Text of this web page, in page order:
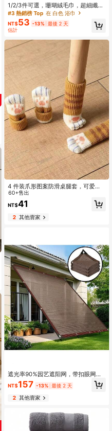
1/2/3件可選，珊瑚絨毛巾，超細纖維
純色刺繡 1件浴巾或 1件毛巾，蓬鬆刺
繡家用毛巾或浴巾，柔軟，情侶款，
適用於浴室、酒店、返校、旅行、家
居必需品，毛巾，護膚
#3 熱銷榜 Top
在 白色 浴巾
回購率高的顧客
#3 熱銷榜 Top
在 白色 浴巾
回購率高的顧客
#3 熱銷榜 Top 在 白色 浴巾
回購率高的顧客
NT$53 -13% 最後 2 天
估計
4 件装爪形图案防滑桌腿套，可爱椅
子脚垫，适合家庭使用
60+售出
NT$41
2其他賣家
遮光率90%园艺遮阳网，带扣眼网
布，适用于植物覆盖/露台遮阳/花园凉
棚/温室/车棚/狗屋，咖啡棕色
NT$157 -13% 最後 2 天
2其他賣家